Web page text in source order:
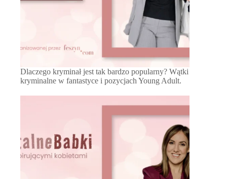
Dlaczego kryminał jest tak bardzo popularny? Wątki
kryminalne w fantastyce i pozycjach Young Adult.